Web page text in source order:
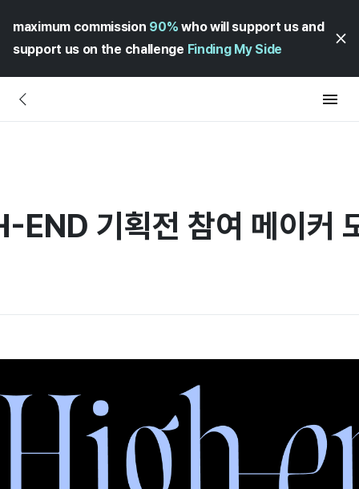
maximum commission 90% who will support us and
support us on the challenge Finding My Side
END 기획전 참여 메이커